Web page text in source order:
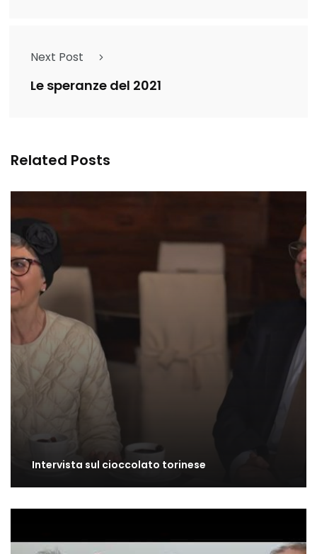
Next Post
Le speranze del 2021
Related Posts
Intervista sul cioccolato torinese